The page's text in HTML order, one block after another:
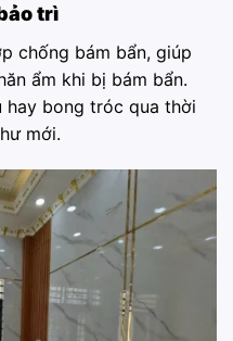
trì
chống bám bẩn, giúp
ẩm khi bị bám bẩn.
hay bong tróc qua thời
mới.